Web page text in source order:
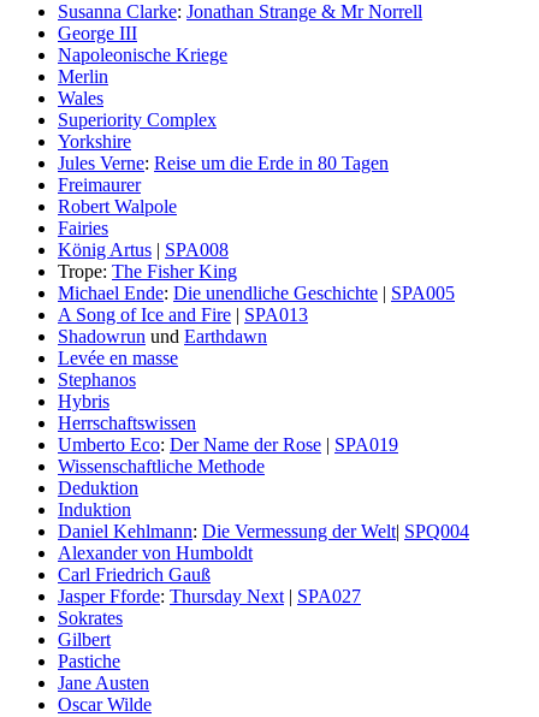
Susanna Clarke: Jonathan Strange & Mr Norrell
George III
Napoleonische Kriege
Merlin
Wales
Superiority Complex
Yorkshire
Jules Verne: Reise um die Erde in 80 Tagen
Freimaurer
Robert Walpole
Fairies
König Artus | SPA008
Trope: The Fisher King
Michael Ende: Die unendliche Geschichte | SPA005
A Song of Ice and Fire | SPA013
Shadowrun und Earthdawn
Levée en masse
Stephanos
Hybris
Herrschaftswissen
Umberto Eco: Der Name der Rose | SPA019
Wissenschaftliche Methode
Deduktion
Induktion
Daniel Kehlmann: Die Vermessung der Welt| SPQ004
Alexander von Humboldt
Carl Friedrich Gauß
Jasper Fforde: Thursday Next | SPA027
Sokrates
Gilbert
Pastiche
Jane Austen
Oscar Wilde